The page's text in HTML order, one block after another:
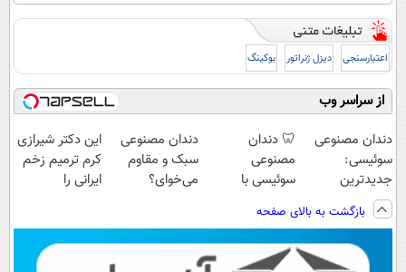
اعتبارسنجی دیزل ژنراتور بوکینگ
از سراسر وب
دندان مصنوعی
سوئیسی:
جدیدترین
فناوری اروپا،
سبک و مقاوم |
پرداخت قسطی
🦷 دندان
مصنوعی
سوئیسی با
دیجیتال |
پرداخت در 4
قسط |📍 تهران
دندان مصنوعی
سبک و مقاوم
می‌خوای؟
📍تهران
این دکتر شیرازی
کرم ترمیم زخم
ایرانی را
بازگشت به بالای صفحه